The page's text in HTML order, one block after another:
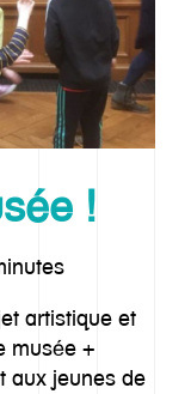
!
artistique et
musée +
aux jeunes de